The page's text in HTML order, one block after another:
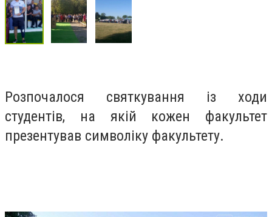
Розпочалося святкування із ходи
студентів, на якій кожен факультет
презентував символіку факультету.